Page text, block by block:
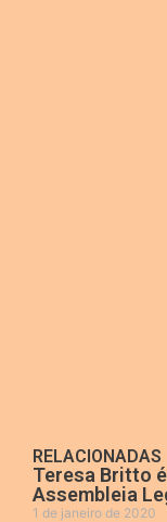
RELACIONADAS
Teresa Britto
Assembleia
1 de janeiro de 2020